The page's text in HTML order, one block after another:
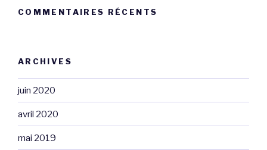
COMMENTAIRES RÉCENTS
ARCHIVES
juin 2020
avril 2020
mai 2019